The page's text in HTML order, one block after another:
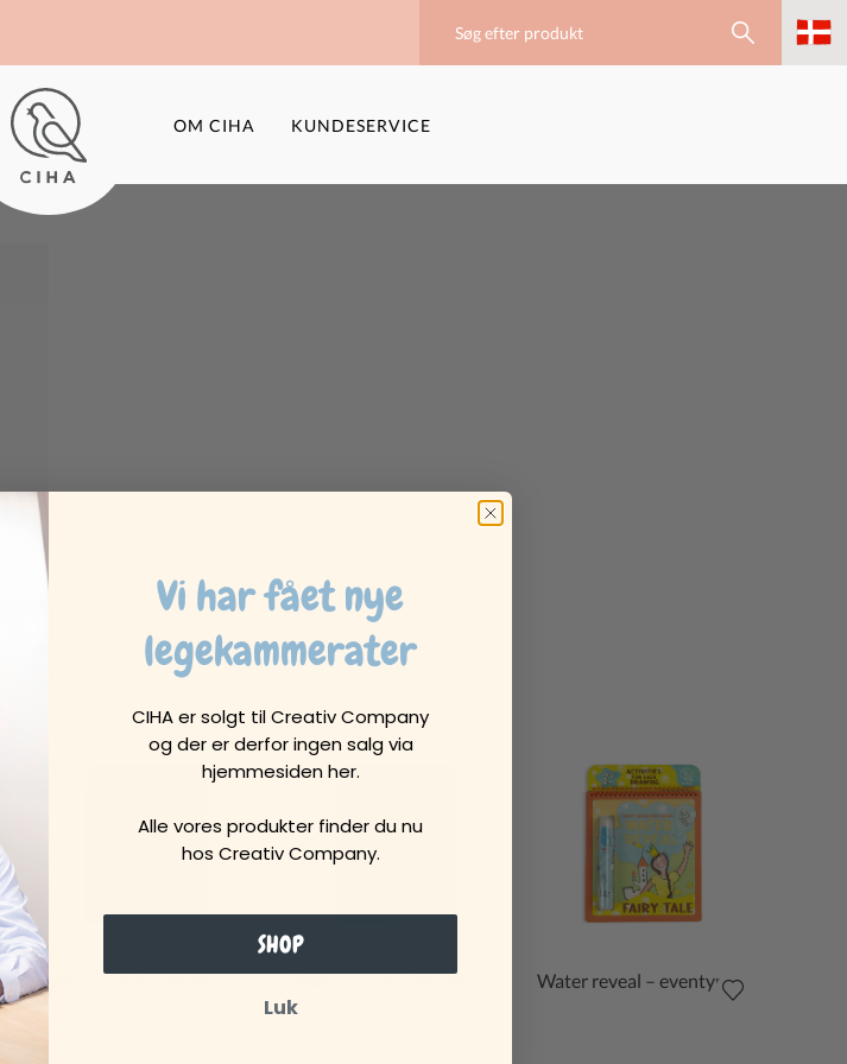
OM CIHA KUNDESERVICE
Water reveal – insekter Water reveal – følelser Water reveal – eventyr
Vi har fået nye
legekammerater
CIHA er solgt til Creativ Company
og der er derfor ingen salg via
hjemmesiden her.
Alle vores produkter finder du nu
hos Creativ Company.
SHOP
Luk